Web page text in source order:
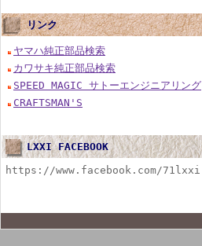
リンク
ヤマハ純正部品検索
カワサキ純正部品検索
SPEED MAGIC サトーエンジニアリング
CRAFTSMAN'S
LXXI FACEBOOK
https://www.facebook.com/71lxxi